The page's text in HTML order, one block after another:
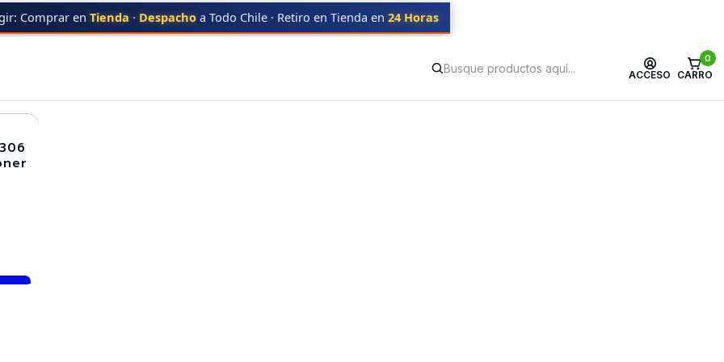
ACCESO
0
CARRO
Comprar en Tienda · Despacho a Todo Chile · Retiro en Tienda en 24 Horas
106R02306